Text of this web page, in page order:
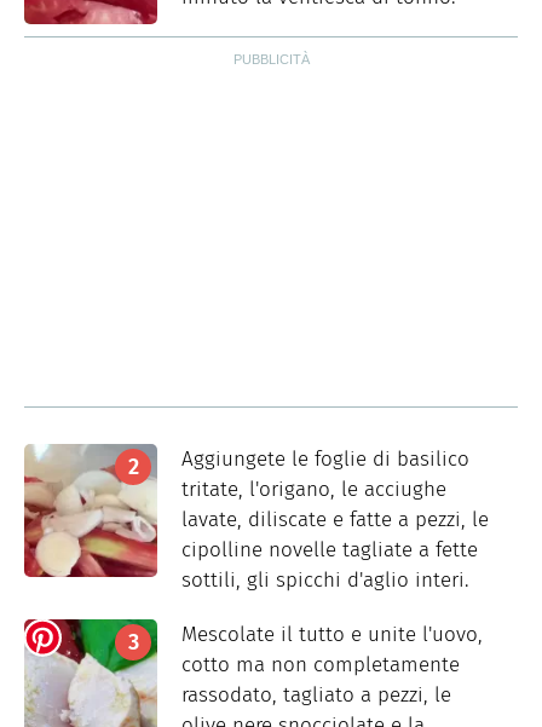
Aggiungete le foglie di basilico
tritate, l'origano, le acciughe
lavate, diliscate e fatte a pezzi, le
cipolline novelle tagliate a fette
sottili, gli spicchi d'aglio interi.
Mescolate il tutto e unite l'uovo,
cotto ma non completamente
rassodato, tagliato a pezzi, le